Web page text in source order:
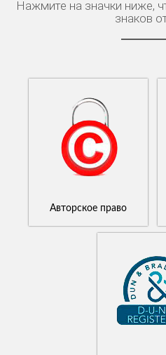
Нажмите на значки ниже,
знаков
Авторское право